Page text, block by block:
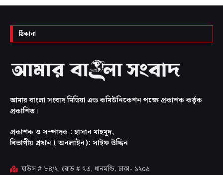
ঠিকানা
আমার বাংলা সংবাদ মিডিয়া এন্ড কমিউনিকেশন পক্ষে প্রকাশক কর্তৃক
প্রকাশিত।
প্রকাশক ও সম্পাদক : হাসান মাহমুদ,
বিভাগীয় প্রধান ( অনলাইন): সাইফ উদ্দিন
হাউস # ৮৪/২, রোড # ৭এ, ধানমন্ডি, ঢাকা- ১২০৯